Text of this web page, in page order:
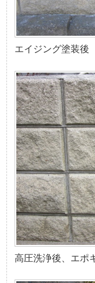
エイジング塗装後
高圧洗浄後、エポ